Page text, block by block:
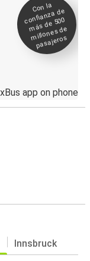
Con la
confianza de
más de 500
millones de
pasajeros
Innsbruck